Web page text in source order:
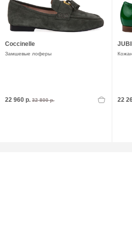
Coccinelle
Замшевые лоферы
22 960 р. 32 800 р. 22